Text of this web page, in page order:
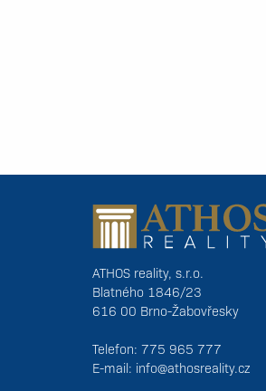
ATHOS reality, s.r.o.
Blatného 1846/23
616 00 Brno-Žabovřesky
Telefon: 775 965 777
E-mail: info@athosreality.cz